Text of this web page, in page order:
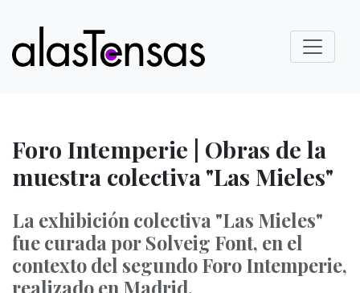
Foro Intemperie | Obras de la
muestra colectiva "Las Mieles"
La exhibición colectiva "Las Mieles"
fue curada por Solveig Font, en el
contexto del segundo Foro Intemperie,
realizado en Madrid.